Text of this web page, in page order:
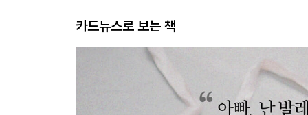
카드뉴스로 보는 책